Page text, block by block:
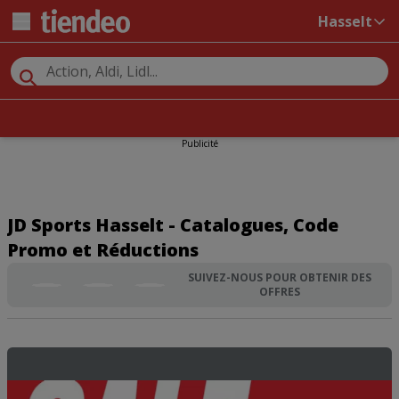
Hasselt
Publicité
JD Sports Hasselt - Catalogues, Code
Promo et Réductions
SUIVEZ-NOUS POUR OBTENIR DES
OFFRES